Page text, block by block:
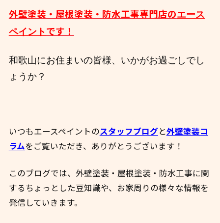
外壁塗装・屋根塗装・防水工事専門店のエース
ペイントです！
和歌山にお住まいの皆様、いかがお過ごしでし
ょうか？
いつもエースペイントのスタッフブログと外壁塗装コ
ラムをご覧いただき、ありがとうございます！
このブログでは、外壁塗装・屋根塗装・防水工事に関
するちょっとした豆知識や、お家周りの様々な情報を
発信していきます。